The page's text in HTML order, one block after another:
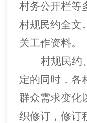
村务公开栏等
村规民约全文
关工作资料。
村规民约
定的同时，各
群众需求变化
织修订，修订